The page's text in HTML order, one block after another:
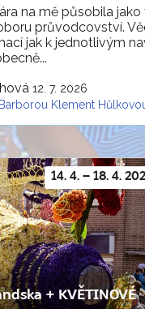
na mě působila jako
průvodcovství.
jak k jednotlivým
12. 7. 2026
Barborou Klement
14. 4. – 18. 4.
+ KVĚTINOVÉ